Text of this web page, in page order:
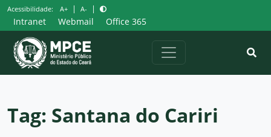
Pular
para
o
conteúdo
Acessibilidade: A+ | A- |
Intranet Webmail Office 365
Tag: Santana do Cariri